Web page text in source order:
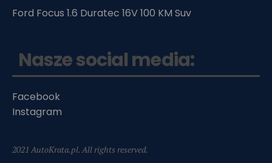
Ford Focus 1.6 Duratec 16V 100 KM Suv
Nasze social media:
Facebook
Instagram
2021 AutoKrata.pl. All rights reserved.